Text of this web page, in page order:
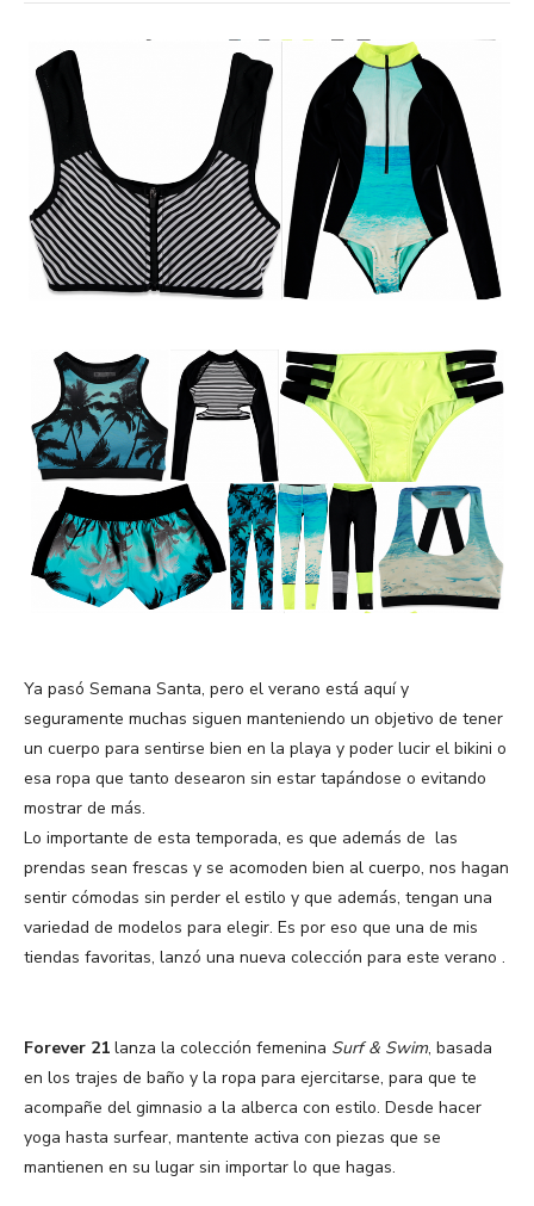
Ya pasó Semana Santa, pero el verano está aquí y
seguramente muchas siguen manteniendo un objetivo de tener
un cuerpo para sentirse bien en la playa y poder lucir el bikini o
esa ropa que tanto desearon sin estar tapándose o evitando
mostrar de más.
Lo importante de esta temporada, es que además de las
prendas sean frescas y se acomoden bien al cuerpo, nos hagan
sentir cómodas sin perder el estilo y que además, tengan una
variedad de modelos para elegir. Es por eso que una de mis
tiendas favoritas, lanzó una nueva colección para este verano .
Forever 21 lanza la colección femenina Surf & Swim, basada
en los trajes de baño y la ropa para ejercitarse, para que te
acompañe del gimnasio a la alberca con estilo. Desde hacer
yoga hasta surfear, mantente activa con piezas que se
mantienen en su lugar sin importar lo que hagas.